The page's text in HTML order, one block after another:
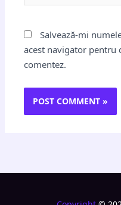
Salvează-mi
acest navigator pentru
comentez.